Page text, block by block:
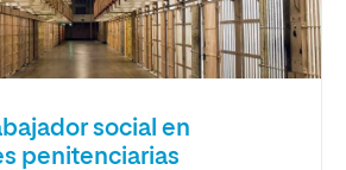
social en
penitenciarias